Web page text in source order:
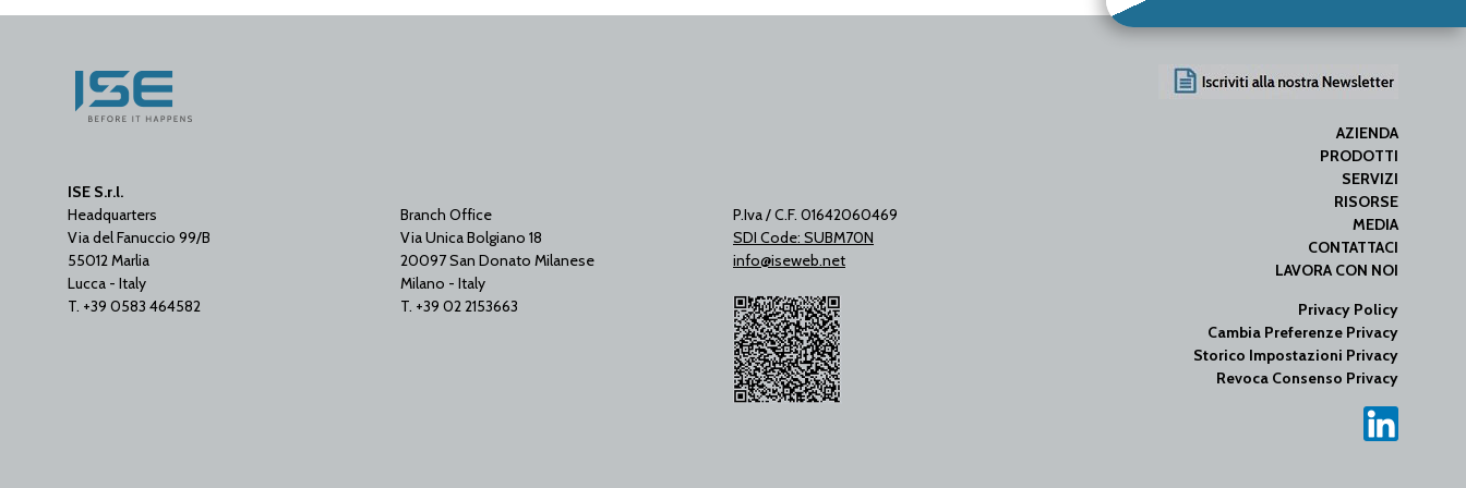
ISE S.r.l.
Headquarters
Via del Fanuccio 99/B
55012 Marlia
Lucca - Italy
T. +39 0583 464582
Branch Office
Via Unica Bolgiano 18
20097 San Donato Milanese
Milano - Italy
T. +39 02 2153663
P.Iva / C.F. 01642060469
SDI Code: SUBM70N
info@iseweb.net
AZIENDA
PRODOTTI
SERVIZI
RISORSE
MEDIA
CONTATTACI
LAVORA CON NOI
Privacy Policy
Cambia Preferenze Privacy
Storico Impostazioni Privacy
Revoca Consenso Privacy